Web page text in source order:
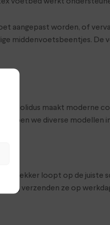
aangepast worden, of
middenvoetsbeentjes. De
Solidus maakt moderne
we diverse modellen
je lekker loopt op de juiste
Wij verzenden ze op